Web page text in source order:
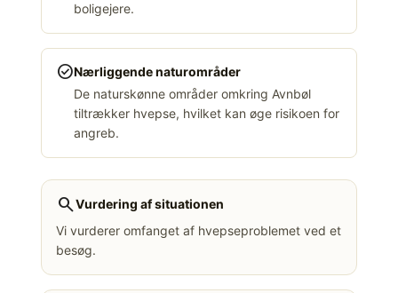
boligejere.
check_circleNærliggende naturområder
De naturskønne områder omkring Avnbøl
tiltrækker hvepse, hvilket kan øge risikoen for
angreb.
searchVurdering af situationen
Vi vurderer omfanget af hvepseproblemet ved et
besøg.